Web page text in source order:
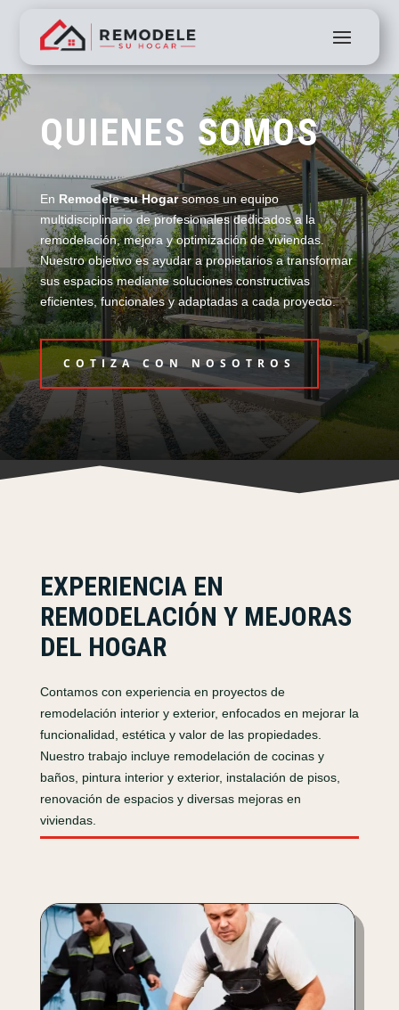
QUIENES SOMOS
En Remodele su Hogarsomos un equipo
multidisciplinario de profesionales dedicados a la
remodelación, mejora y optimización de viviendas.
Nuestro objetivo es ayudar a propietarios a transformar
sus espacios mediante soluciones constructivas
eficientes, funcionales y adaptadas a cada proyecto.
COTIZA CON NOSOTROS
EXPERIENCIA EN
REMODELACIÓN Y MEJORAS
DEL HOGAR
Contamos con experiencia en proyectos de
remodelación interior y exterior, enfocados en mejorar la
funcionalidad, estética y valor de las propiedades.
Nuestro trabajo incluye remodelación de cocinas y
baños, pintura interior y exterior, instalación de pisos,
renovación de espacios y diversas mejoras en
viviendas.